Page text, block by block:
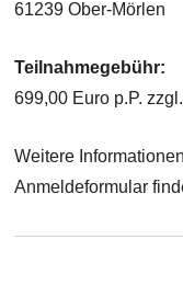
61239 Ober-Mörlen
Teilnahmegebühr:
699,00 Euro p.P.
Weitere
Anmeldeformular